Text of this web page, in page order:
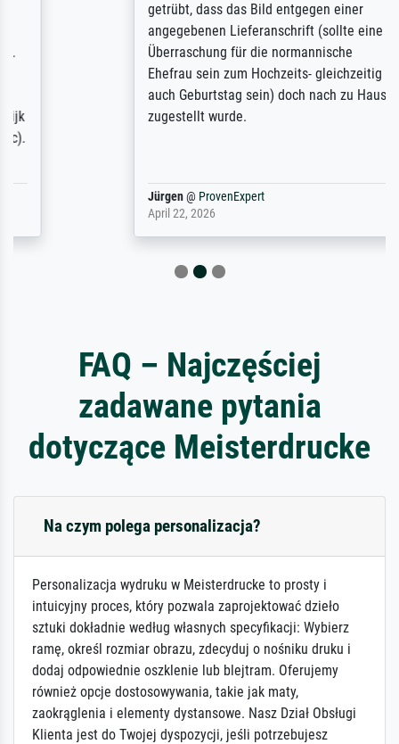
getrübt, dass das Bild entgegen einer
angegebenen Lieferanschrift (sollte eine
Überraschung für die normannische
Ehefrau sein zum Hochzeits- gleichzeitig
auch Geburtstag sein) doch nach zu Hause
zugestellt wurde.
ProvenExpert
FAQ – Najczęściej
zadawane pytania
dotyczące Meisterdrucke
Na czym polega personalizacja?
Personalizacja wydruku w Meisterdrucke to prosty i
intuicyjny proces, który pozwala zaprojektować dzieło
sztuki dokładnie według własnych specyfikacji: Wybierz
ramę, określ rozmiar obrazu, zdecyduj o nośniku druku i
dodaj odpowiednie oszklenie lub blejtram. Oferujemy
również opcje dostosowywania, takie jak maty,
zaokrąglenia i elementy dystansowe. Nasz Dział Obsługi
Klienta jest do Twojej dyspozycji, jeśli potrzebujesz